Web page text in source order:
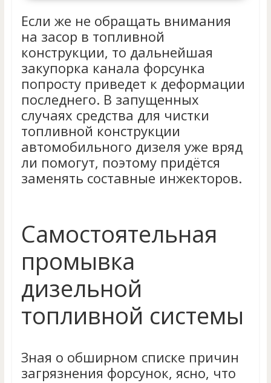
Если же не обращать внимания
на засор в топливной
конструкции, то дальнейшая
закупорка канала форсунка
попросту приведет к деформации
последнего. В запущенных
случаях средства для чистки
топливной конструкции
автомобильного дизеля уже вряд
ли помогут, поэтому придётся
заменять составные инжекторов.
Самостоятельная
промывка
дизельной
топливной системы
Зная о обширном списке причин
загрязнения форсунок, ясно, что